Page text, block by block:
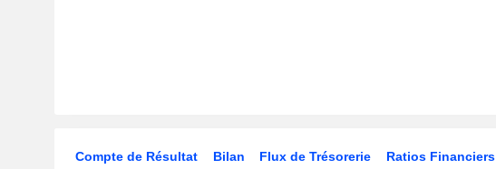
Compte de Résultat Bilan Flux de Trésorerie Ratios Financiers